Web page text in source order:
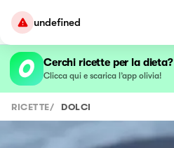
undefined
Cerchi ricette per la dieta?
Clicca qui e scarica l’app olivia!
RICETTE/ DOLCI